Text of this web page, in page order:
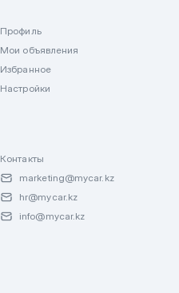
Профиль
Мои объявления
Избранное
Настройки
Контакты
marketing@mycar.kz
hr@mycar.kz
info@mycar.kz